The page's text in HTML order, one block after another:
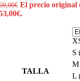
€ El precio original
TALLA
S
M
L